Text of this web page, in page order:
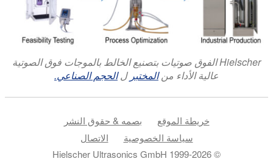
Hielscher الفوق صوتيات بتصنيع الخالط بالموجات فوق الصوتية
عالية الأداء منالمختبر لالحجم الصناعي.
خريطة الموقع
بصمه & حقوق النشر
سياسة الخصوصية
الاتصال
© 1999-2026 Hielscher Ultrasonics GmbH